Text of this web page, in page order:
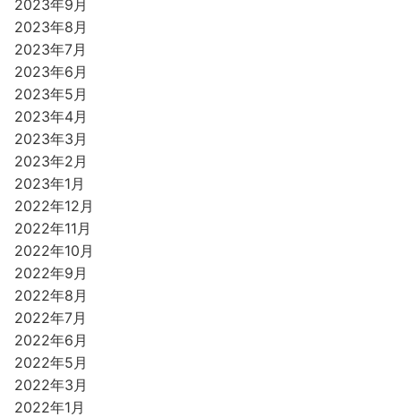
2023年9月
2023年8月
2023年7月
2023年6月
2023年5月
2023年4月
2023年3月
2023年2月
2023年1月
2022年12月
2022年11月
2022年10月
2022年9月
2022年8月
2022年7月
2022年6月
2022年5月
2022年3月
2022年1月